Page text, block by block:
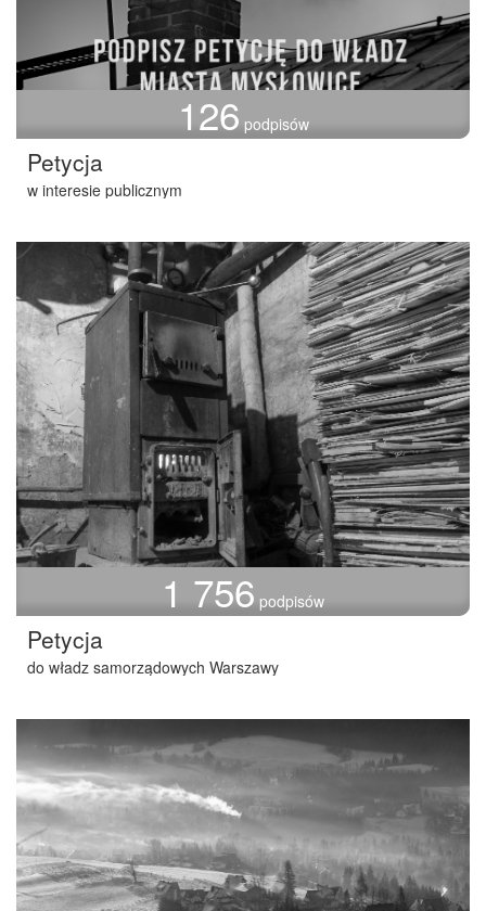
126 podpisów
Petycja
w interesie publicznym
1 756 podpisów
Petycja
do władz samorządowych Warszawy